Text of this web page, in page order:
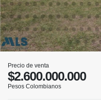
Precio de venta
$2.600.000.000
Pesos Colombianos